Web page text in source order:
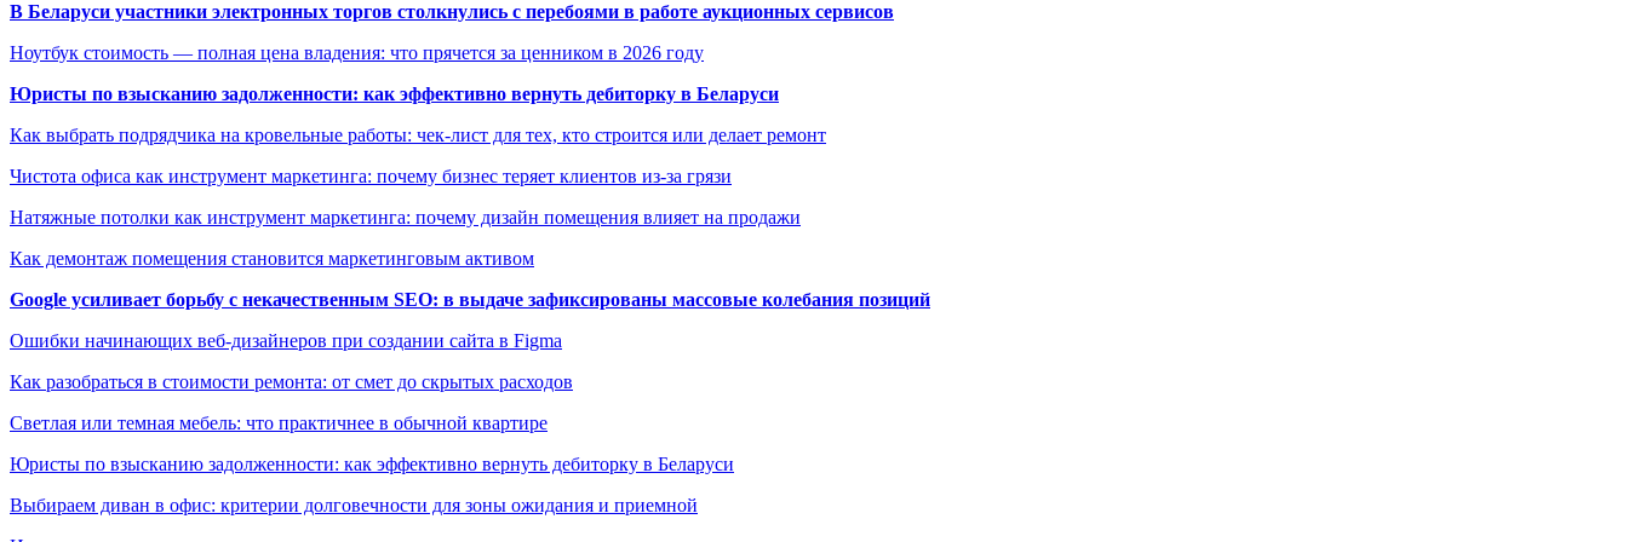
В Беларуси участники электронных торгов столкнулись с перебоями в работе аукционных сервисов
Ноутбук стоимость — полная цена владения: что прячется за ценником в 2026 году
Юристы по взысканию задолженности: как эффективно вернуть дебиторку в Беларуси
Как выбрать подрядчика на кровельные работы: чек-лист для тех, кто строится или делает ремонт
Чистота офиса как инструмент маркетинга: почему бизнес теряет клиентов из-за грязи
Натяжные потолки как инструмент маркетинга: почему дизайн помещения влияет на продажи
Как демонтаж помещения становится маркетинговым активом
Google усиливает борьбу с некачественным SEO: в выдаче зафиксированы массовые колебания позиций
Ошибки начинающих веб-дизайнеров при создании сайта в Figma
Как разобраться в стоимости ремонта: от смет до скрытых расходов
Светлая или темная мебель: что практичнее в обычной квартире
Юристы по взысканию задолженности: как эффективно вернуть дебиторку в Беларуси
Выбираем диван в офис: критерии долговечности для зоны ожидания и приемной